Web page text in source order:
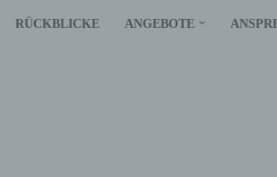
RÜCKBLICKE ANGEBOTE